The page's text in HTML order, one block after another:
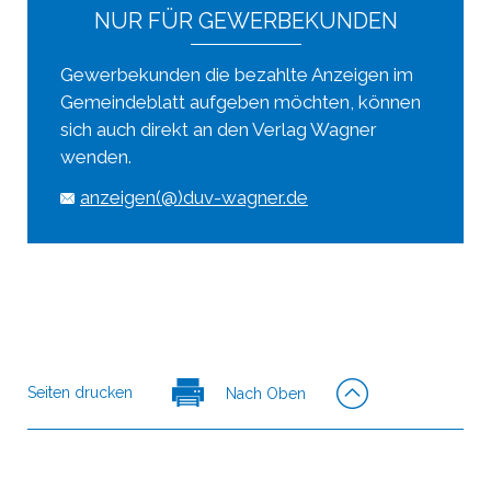
NUR FÜR GEWERBEKUNDEN
Gewerbekunden die bezahlte Anzeigen im
Gemeindeblatt aufgeben möchten, können
sich auch direkt an den Verlag Wagner
wenden.
anzeigen(@)duv-wagner.de
Seiten drucken Nach Oben